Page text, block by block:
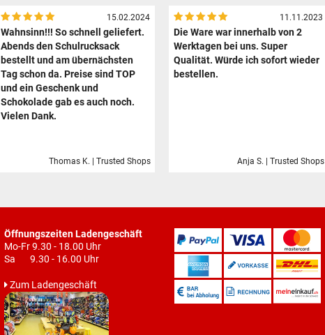
15.02.2024
Wahnsinn!!! So schnell geliefert.
Abends den Schulrucksack
bestellt und am übernächsten
Tag schon da. Preise sind TOP
und ein Geschenk und
Schokolade gab es auch noch.
Vielen Dank.
Thomas K. | Trusted Shops
11.11.2023
Die Ware war innerhalb von 2
Werktagen bei uns. Super
Qualität. Würde ich sofort wieder
bestellen.
Anja S. | Trusted Shops
Öffnungszeiten Ladengeschäft
Mo-Fr 9.30 - 18.00 Uhr
Sa 9.30 - 16.00 Uhr
Zum Ladengeschäft